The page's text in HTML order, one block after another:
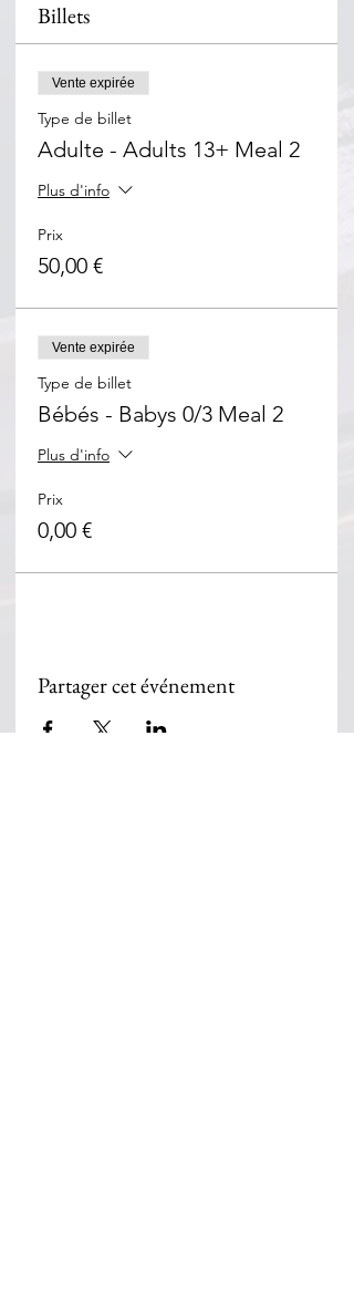
Billets
Vente expirée
Type de billet
Adulte - Adults 13+ Meal 2
Plus d'info
Prix
50,00 €
Vente expirée
Type de billet
Bébés - Babys 0/3 Meal 2
Plus d'info
Prix
0,00 €
Partager cet événement